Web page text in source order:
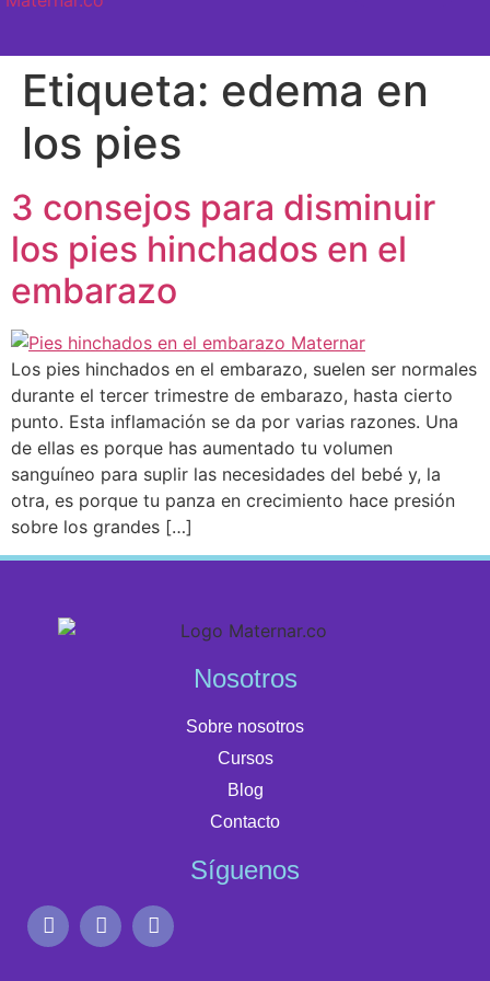
Etiqueta: edema en
los pies
3 consejos para disminuir
los pies hinchados en el
embarazo
Los pies hinchados en el embarazo, suelen ser normales
durante el tercer trimestre de embarazo, hasta cierto
punto. Esta inflamación se da por varias razones. Una
de ellas es porque has aumentado tu volumen
sanguíneo para suplir las necesidades del bebé y, la
otra, es porque tu panza en crecimiento hace presión
sobre los grandes […]
Nosotros
Sobre nosotros
Cursos
Blog
Contacto
Síguenos